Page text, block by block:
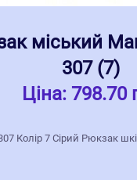
міський
307 (7)
Ціна: 798.70
Колір 7 Сірий Рюкзак